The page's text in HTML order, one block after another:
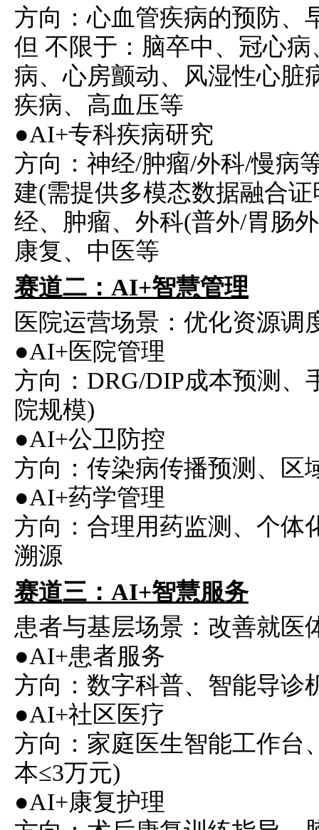
方向：心血管疾病的预防、
但 不限于：脑卒中、冠心
病、心房颤动、风湿性心脏
疾病、高血压等
●AI+专科疾病研究
方向：神经/肿瘤/外科/慢病
建(需提供多模态数据融合
经、肿瘤、外科(普外/胃肠
康复、中医等
赛道二：AI+智慧管理
医院运营场景：优化资源调
●AI+医院管理
方向：DRG/DIP成本预测
院规模)
●AI+公卫防控
方向：传染病传播预测、区
●AI+药学管理
方向：合理用药监测、个体
溯源
赛道三：AI+智慧服务
患者与基层场景：改善就医
●AI+患者服务
方向：数字科普、智能导诊
●AI+社区医疗
方向：家庭医生智能工作台
本≤3万元)
●AI+康复护理